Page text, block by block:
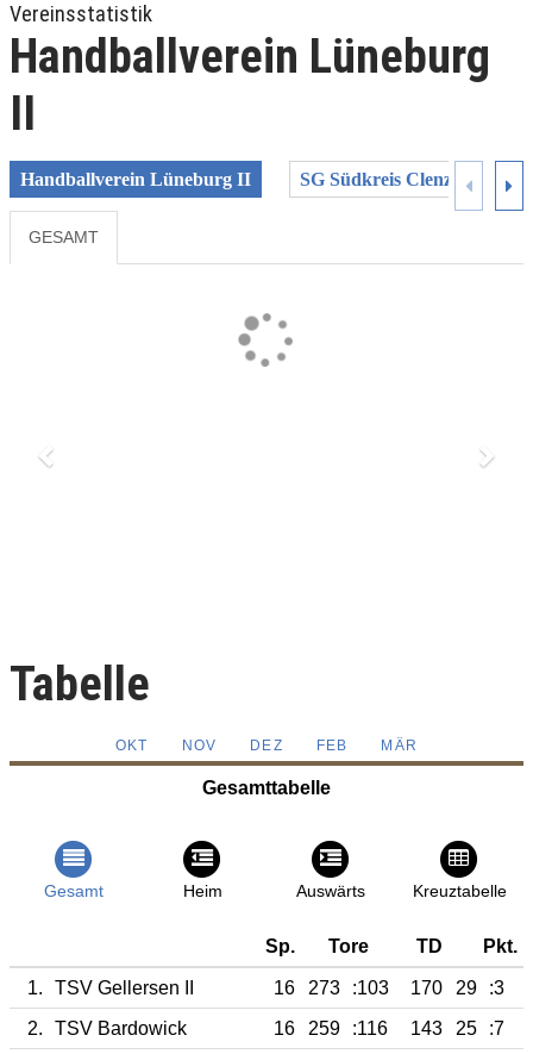
Vereinsstatistik
Handballverein Lüneburg
II
Handballverein Lüneburg II SG Südkreis Clenze
GESAMT
Tabelle
OKT NOV DEZ FEB MÄR
Gesamttabelle
Gesamt Heim Auswärts Kreuztabelle
Sp. Tore TD Pkt.
1. TSV Gellersen II 16 273 :103 170 29
:3
2.
TSV Bardowick 16 259 :116 143 25 :7